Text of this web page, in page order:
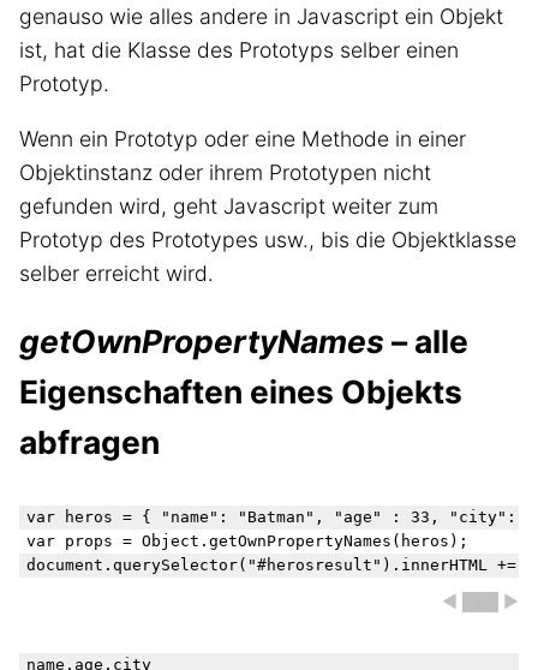
genauso wie alles andere in Javascript ein Objekt
ist, hat die Klasse des Prototyps selber einen
Prototyp.
Wenn ein Prototyp oder eine Methode in einer
Objektinstanz oder ihrem Prototypen nicht
gefunden wird, geht Javascript weiter zum
Prototyp des Prototypes usw., bis die Objektklasse
selber erreicht wird.
getOwnPropertyNames – alle
Eigenschaften eines Objekts
abfragen
var heros = { "name": "Batman", "age" : 33, "city":
var props = Object.getOwnPropertyNames(heros);
◀ ███ ▶
name,age,city